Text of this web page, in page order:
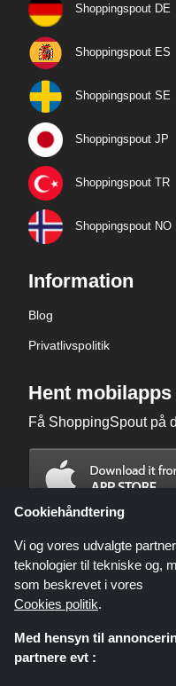
Shoppingspout DE
Shoppingspout ES
Shoppingspout SE
Shoppingspout JP
Shoppingspout TR
Shoppingspout NO
Information
Blog
Privatlivspolitik
Hent mobilapps
Få ShoppingSpout på
Cookiehåndtering
Vi og vores udvalgte
teknologier til tekniske og,
som beskrevet i vores
Cookies politik.
Med hensyn til
partnere evt :